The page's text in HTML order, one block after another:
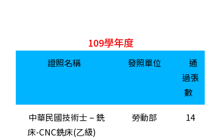
109學年度
證照名稱 發照單位
通
過張
數
中華民國技術士 – 銑
床-CNC銑床(乙級)
勞動部 14